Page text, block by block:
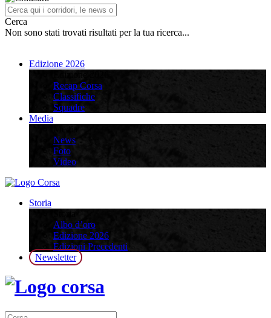
Cerca
Non sono stati trovati risultati per la tua ricerca...
Edizione 2026
Recap Corsa
Classifiche
Squadre
Media
News
Foto
Video
Storia
Albo d’oro
Edizione 2026
Edizioni Precedenti
Newsletter